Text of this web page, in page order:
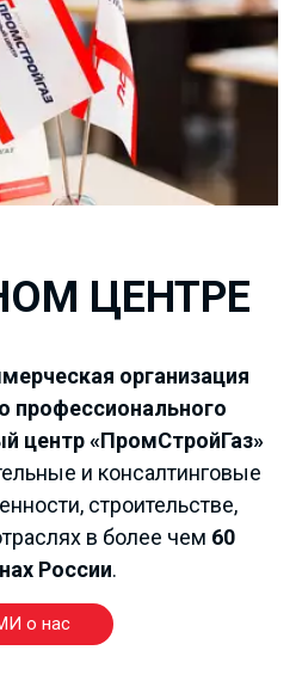
рублей!!!
ЦЕНТРЕ
организация
профессионального
центр «ПромСтройГаз»
и консалтинговые
строительстве,
в более чем 60
России.
о нас